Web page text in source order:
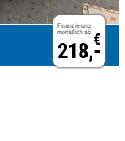
Finanzierung
monatlich ab €
218,-